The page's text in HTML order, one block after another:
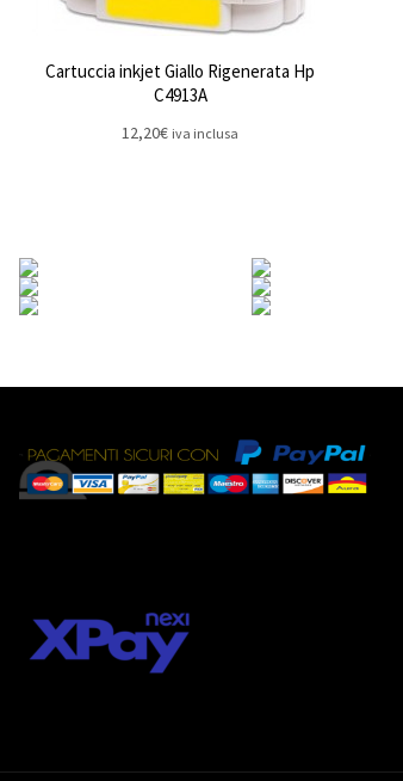
Cartuccia inkjet Giallo Rigenerata Hp
C4913A
12,20€ iva inclusa